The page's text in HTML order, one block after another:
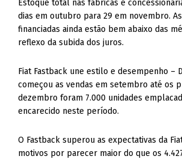
Estoque total nas fábricas e
dias em outubro para 29 em novembro.
financiadas ainda estão bem abaixo das
reflexo da subida dos juros.
Fiat Fastback une estilo e desempenho –
começou as vendas em setembro até os
dezembro foram 7.000 unidades
encarecido neste período.
O Fastback superou as expectativas da
motivos por parecer maior do que os